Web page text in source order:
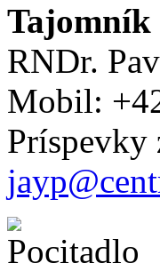
Tajomník
RNDr.
Mobil:
Príspevky